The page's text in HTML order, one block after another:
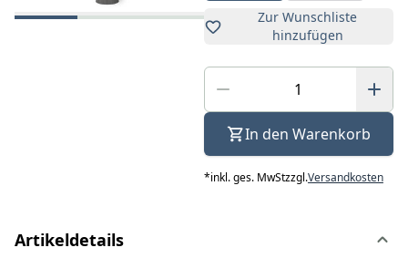
Zur Wunschliste
hinzufügen
In den Warenkorb
*inkl. ges. MwStzzgl.Versandkosten
Artikeldetails